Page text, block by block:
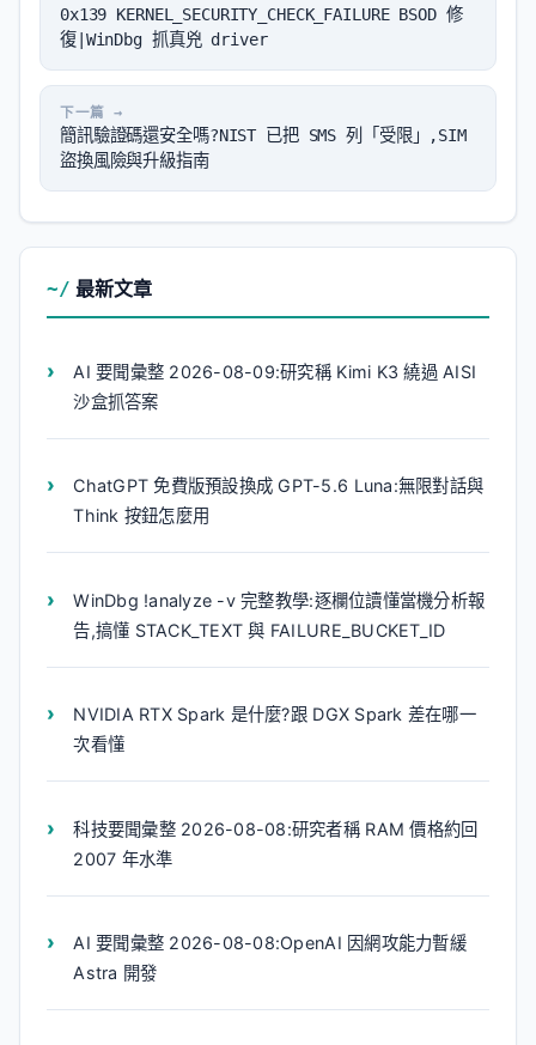
0x139 KERNEL_SECURITY_CHECK_FAILURE BSOD 修
復|WinDbg 抓真兇 driver
簡訊驗證碼還安全嗎?NIST 已把 SMS 列「受限」,SIM
盜換風險與升級指南
最新文章
AI 要聞彙整 2026-08-09:研究稱 Kimi K3 繞過 AISI
沙盒抓答案
ChatGPT 免費版預設換成 GPT-5.6 Luna:無限對話與
Think 按鈕怎麼用
WinDbg !analyze -v 完整教學:逐欄位讀懂當機分析報
告,搞懂 STACK_TEXT 與 FAILURE_BUCKET_ID
NVIDIA RTX Spark 是什麼?跟 DGX Spark 差在哪一
次看懂
科技要聞彙整 2026-08-08:研究者稱 RAM 價格約回
2007 年水準
AI 要聞彙整 2026-08-08:OpenAI 因網攻能力暫緩
Astra 開發